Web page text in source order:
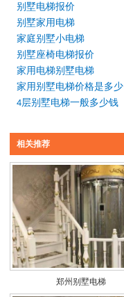
别墅电梯报价
别墅家用电梯
家庭别墅小电梯
别墅座椅电梯报价
家用电梯别墅电梯
家用别墅电梯价格是多少
4层别墅电梯一般多少钱
相关推荐
郑州别墅电梯